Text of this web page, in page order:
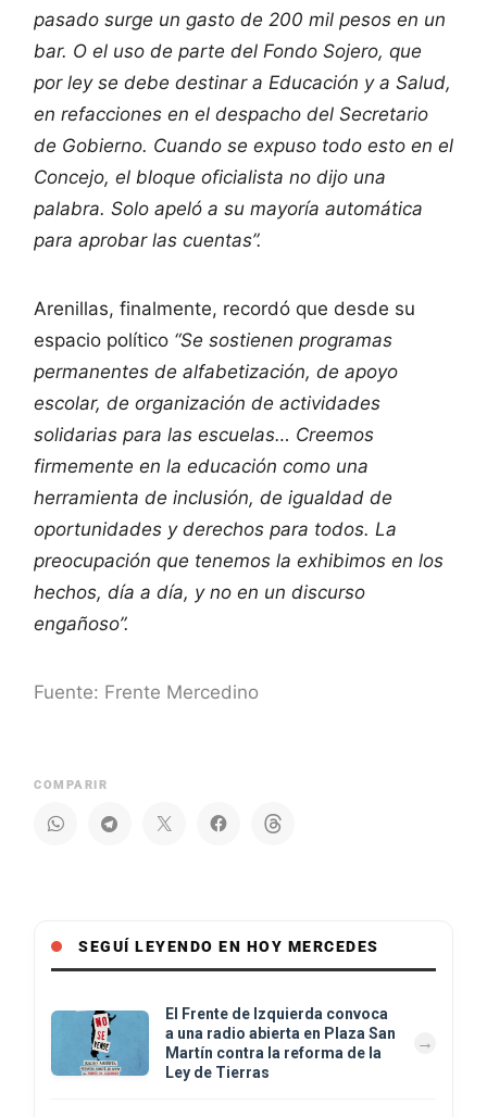
pasado surge un gasto de 200 mil pesos en un
bar. O el uso de parte del Fondo Sojero, que
por ley se debe destinar a Educación y a Salud,
en refacciones en el despacho del Secretario
de Gobierno. Cuando se expuso todo esto en el
Concejo, el bloque oficialista no dijo una
palabra. Solo apeló a su mayoría automática
para aprobar las cuentas”.
Arenillas, finalmente, recordó que desde su
espacio político “Se sostienen programas
permanentes de alfabetización, de apoyo
escolar, de organización de actividades
solidarias para las escuelas… Creemos
firmemente en la educación como una
herramienta de inclusión, de igualdad de
oportunidades y derechos para todos. La
preocupación que tenemos la exhibimos en los
hechos, día a día, y no en un discurso
engañoso”.
Fuente: Frente Mercedino
COMPARIR
SEGUÍ LEYENDO EN HOY MERCEDES
El Frente de Izquierda convoca
a una radio abierta en Plaza San
Martín contra la reforma de la
Ley de Tierras